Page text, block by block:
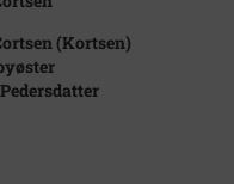
(Kortsen)